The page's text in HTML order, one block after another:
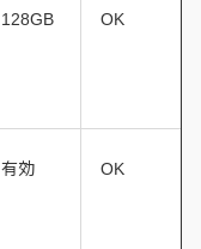
128GB OK
有効 OK